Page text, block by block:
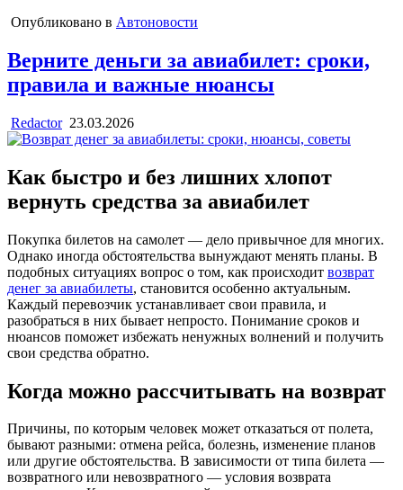
Опубликовано в Автоновости
Верните деньги за авиабилет: сроки,
правила и важные нюансы
Redactor 23.03.2026
Как быстро и без лишних хлопот
вернуть средства за авиабилет
Покупка билетов на самолет — дело привычное для многих.
Однако иногда обстоятельства вынуждают менять планы. В
подобных ситуациях вопрос о том, как происходит возврат
денег за авиабилеты, становится особенно актуальным.
Каждый перевозчик устанавливает свои правила, и
разобраться в них бывает непросто. Понимание сроков и
нюансов поможет избежать ненужных волнений и получить
свои средства обратно.
Когда можно рассчитывать на возврат
Причины, по которым человек может отказаться от полета,
бывают разными: отмена рейса, болезнь, изменение планов
или другие обстоятельства. В зависимости от типа билета —
возвратного или невозвратного — условия возврата